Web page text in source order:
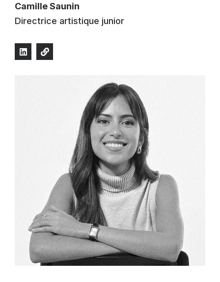
Camille Saunin
Directrice artistique junior